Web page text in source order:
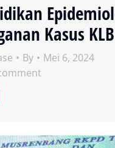
Kasus
By
Mei 6, 2024